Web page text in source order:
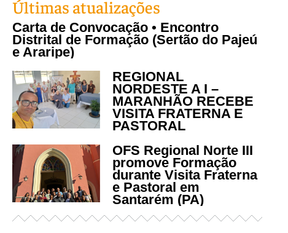
Últimas atualizações
Carta de Convocação • Encontro
Distrital de Formação (Sertão do Pajeú
e Araripe)
REGIONAL
NORDESTE A I –
MARANHÃO RECEBE
VISITA FRATERNA E
PASTORAL
OFS Regional Norte III
promove Formação
durante Visita Fraterna
e Pastoral em
Santarém (PA)